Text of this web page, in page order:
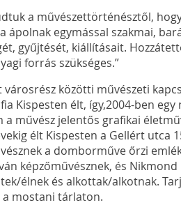
a művészettörténésztől,
ápolnak egymással szakmai,
gyűjtését, kiállításait.
forrás szükséges.”
városrész közötti művészeti
fia Kispesten élt, így,2004-ben
művész jelentős grafikai
élt Kispesten a Gellért utca
a domborműve őrzi
képzőművésznek, és
élnek és alkottak/alkotnak.
a mostani tárlaton.